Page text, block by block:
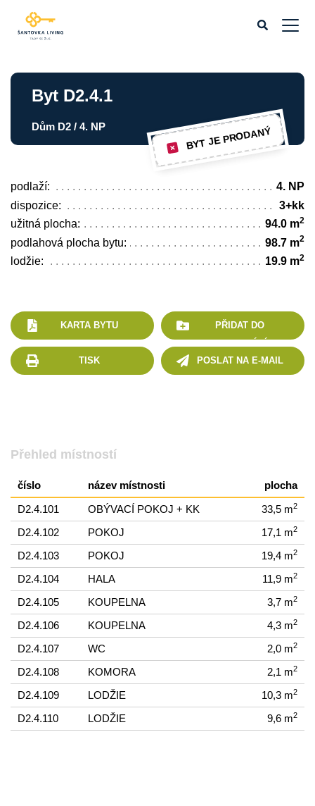
Byt D2.4.1
Dům D2 / 4. NP BYT JE PRODANÝ
podlaží:
4. NP
dispozice:
3+kk
užitná plocha:
94.0 m2
podlahová plocha bytu: 98.7 m2
lodžie: 19.9 m2
KARTA BYTU
PŘIDAT DO
TISK
POSLAT NA E-MAIL
Přehled místností
číslo název místnosti plocha
D2.4.101 OBÝVACÍ POKOJ + KK 33,5 m2
D2.4.102 POKOJ 17,1 m2
D2.4.103 POKOJ 19,4 m2
D2.4.104 HALA 11,9 m2
D2.4.105 KOUPELNA 3,7 m2
D2.4.106 KOUPELNA 4,3 m2
D2.4.107 WC 2,0 m2
D2.4.108 KOMORA 2,1 m2
D2.4.109 LODŽIE 10,3 m2
D2.4.110 LODŽIE 9,6 m2